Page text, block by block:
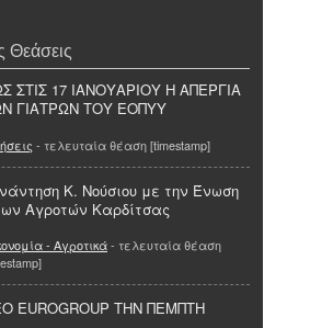
Θεάσεις
ΣΤΙΣ 17 ΙΑΝΟΥΑΡΙΟΥ Η ΑΠΕΡΓΙΑ
ΓΙΑΤΡΩΝ ΤΟΥ ΕΟΠΥΥ
- τελευταία θέαση [timestamp]
Κ. Νούσιου με την Ένωση
Αγροτών Καρδίτσας
- Αγροτικά- τελευταία θέαση
EUROGROUP ΤΗΝ ΠΕΜΠΤΗ